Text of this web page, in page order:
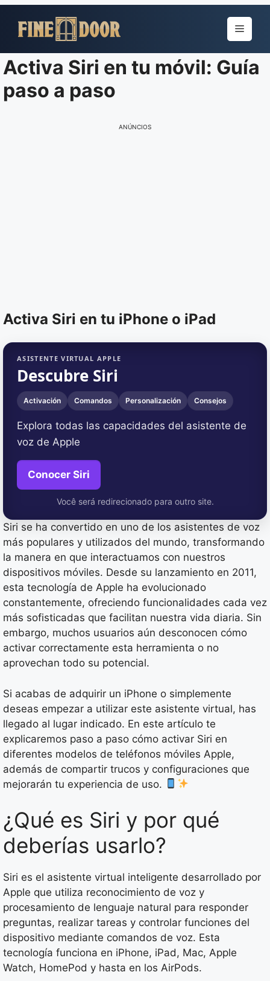
para
conteúdo
Menu
Activa Siri en tu móvil: Guía
paso a paso
ANÚNCIOS
Activa Siri en tu iPhone o iPad
ASISTENTE VIRTUAL APPLE
Descubre Siri
Activación Comandos Personalización Consejos
Explora todas las capacidades del asistente de
voz de Apple
Conocer Siri
Você será redirecionado para outro site.
Siri se ha convertido en uno de los asistentes de voz
más populares y utilizados del mundo, transformando
la manera en que interactuamos con nuestros
dispositivos móviles. Desde su lanzamiento en 2011,
esta tecnología de Apple ha evolucionado
constantemente, ofreciendo funcionalidades cada vez
más sofisticadas que facilitan nuestra vida diaria. Sin
embargo, muchos usuarios aún desconocen cómo
activar correctamente esta herramienta o no
aprovechan todo su potencial.
Si acabas de adquirir un iPhone o simplemente
deseas empezar a utilizar este asistente virtual, has
llegado al lugar indicado. En este artículo te
explicaremos paso a paso cómo activar Siri en
diferentes modelos de teléfonos móviles Apple,
además de compartir trucos y configuraciones que
mejorarán tu experiencia de uso.
¿Qué es Siri y por qué
deberías usarlo?
Siri es el asistente virtual inteligente desarrollado por
Apple que utiliza reconocimiento de voz y
procesamiento de lenguaje natural para responder
preguntas, realizar tareas y controlar funciones del
dispositivo mediante comandos de voz. Esta
tecnología funciona en iPhone, iPad, Mac, Apple
Watch, HomePod y hasta en los AirPods.